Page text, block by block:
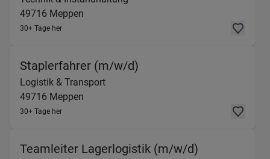
49716 Meppen
30+ Tage her
Staplerfahrer (m/w/d)
Logistik & Transport
49716 Meppen
30+ Tage her
Teamleiter Lagerlogistik (m/w/d)